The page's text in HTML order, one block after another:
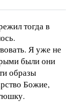
тогда в
Я уже не
были они
образы
Божие,